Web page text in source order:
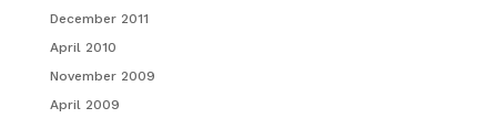
December 2011
April 2010
November 2009
April 2009